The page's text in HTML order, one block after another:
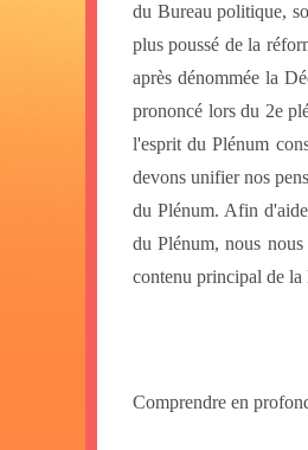
du Bureau politique,
plus poussé de la
après dénommée la
prononcé lors du 2e
l'esprit du Plénum
devons unifier nos
du Plénum. Afin
du Plénum, nous
contenu principal de la
Comprendre en